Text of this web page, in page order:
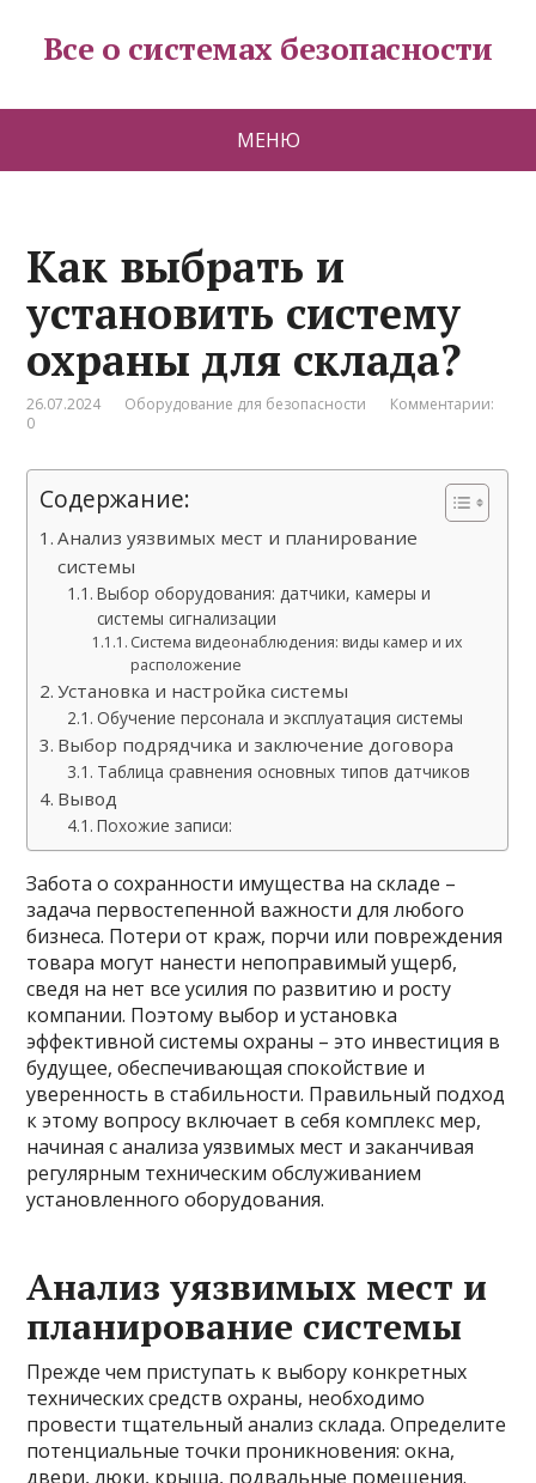
Все о системах безопасности
МЕНЮ
Как выбрать и
установить систему
охраны для склада?
26.07.2024 Оборудование для безопасности
Комментарии:
0
Содержание:
Анализ уязвимых мест и планирование
системы
Выбор оборудования: датчики, камеры и
системы сигнализации
Система видеонаблюдения: виды камер и их
расположение
Установка и настройка системы
Обучение персонала и эксплуатация системы
Выбор подрядчика и заключение договора
Таблица сравнения основных типов датчиков
Вывод
Похожие записи:
Забота о сохранности имущества на складе –
задача первостепенной важности для любого
бизнеса. Потери от краж, порчи или повреждения
товара могут нанести непоправимый ущерб,
сведя на нет все усилия по развитию и росту
компании. Поэтому выбор и установка
эффективной системы охраны – это инвестиция в
будущее, обеспечивающая спокойствие и
уверенность в стабильности. Правильный подход
к этому вопросу включает в себя комплекс мер,
начиная с анализа уязвимых мест и заканчивая
регулярным техническим обслуживанием
установленного оборудования.
Анализ уязвимых мест и
планирование системы
Прежде чем приступать к выбору конкретных
технических средств охраны, необходимо
провести тщательный анализ склада. Определите
потенциальные точки проникновения: окна,
двери, люки, крыша, подвальные помещения.